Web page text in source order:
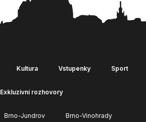
Kultura Vstupenky Sport
Exkluzivní rozhovory
Brno-Jundrov Brno-Vinohrady